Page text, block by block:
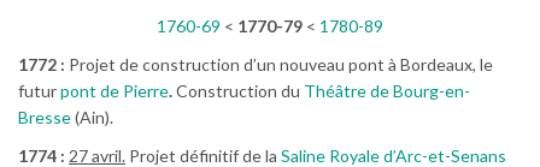
1760-69 < 1770-79 < 1780-89
1772 : Projet de construction d’un nouveau pont à Bordeaux, le
futurpont de Pierre.Construction du Théâtre de Bourg-en-
Bresse(Ain).
1774 : 27 avril. Projet définitif de la Saline Royale d’Arc-et-Senans